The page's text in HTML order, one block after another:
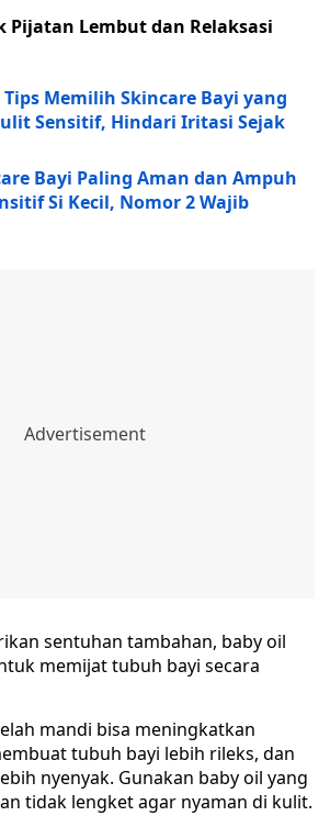
Pijatan Lembut dan Relaksasi
Tips Memilih Skincare Bayi yang
Sensitif, Hindari Iritasi Sejak
Bayi Paling Aman dan Ampuh
Si Kecil, Nomor 2 Wajib
sentuhan tambahan, baby oil
memijat tubuh bayi secara
mandi bisa meningkatkan
tubuh bayi lebih rileks, dan
nyenyak. Gunakan baby oil yang
tidak lengket agar nyaman di kulit.